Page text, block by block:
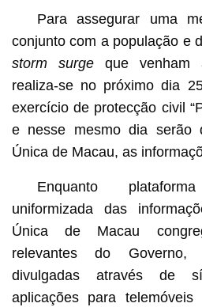
Exemplo
Para assegurar uma
conjunto com a população e
storm surgeque venham
realiza-se no próximo dia
exercício de protecção civil
e nesse mesmo dia serão
Única de Macau, as
Enquanto
uniformizada das
Única de Macau
relevantes do
divulgadas através de
aplicações para